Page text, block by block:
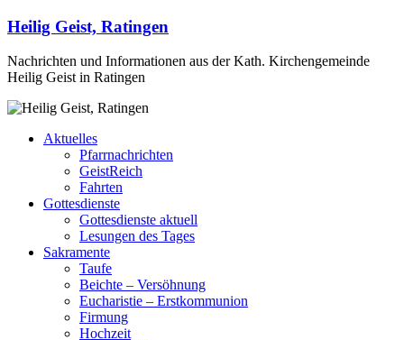
Heilig Geist, Ratingen
Nachrichten und Informationen aus der Kath. Kirchengemeinde
Heilig Geist in Ratingen
Aktuelles
Pfarrnachrichten
GeistReich
Fahrten
Gottesdienste
Gottesdienste aktuell
Lesungen des Tages
Sakramente
Taufe
Beichte – Versöhnung
Eucharistie – Erstkommunion
Firmung
Hochzeit